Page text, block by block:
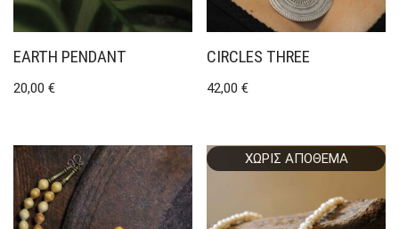
EARTH PENDANT
20,00 €
CIRCLES THREE
42,00€
ΧΩΡΊΣ ΑΠΌΘΕΜΑ